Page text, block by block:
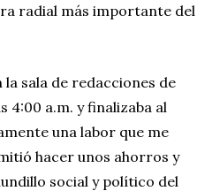
radial más importante del
sala de redacciones de
4:00 a.m. y finalizaba al
una labor que me
hacer unos ahorros y
social y político del